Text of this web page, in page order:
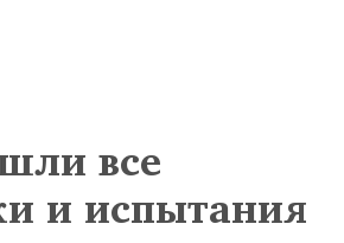
все
и испытания